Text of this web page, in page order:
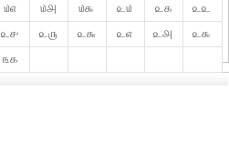
௰௭ ௰௮ ௰௯ ௨௰ ௨௧
௨௨
௨௪ ௨௫ ௨௬ ௨௭ ௨௮
௨௯
௩௧